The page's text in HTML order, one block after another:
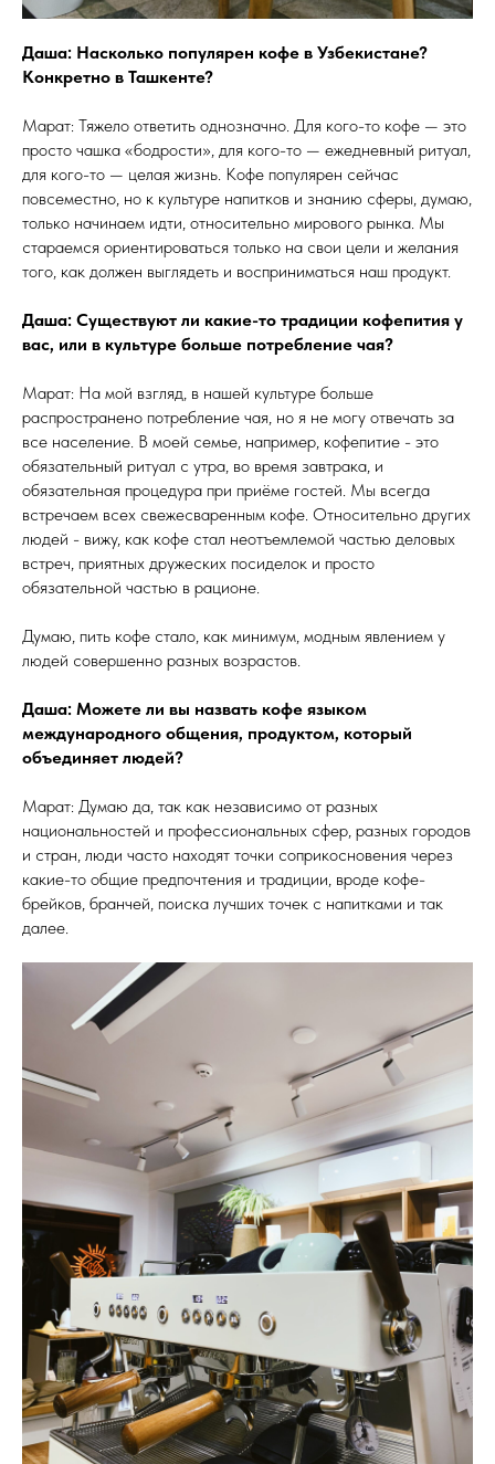
Даша: Насколько популярен кофе в Узбекистане?
Конкретно в Ташкенте?
Марат: Тяжело ответить однозначно. Для кого-то кофе — это
просто чашка «бодрости», для кого-то — ежедневный ритуал,
для кого-то — целая жизнь. Кофе популярен сейчас
повсеместно, но к культуре напитков и знанию сферы, думаю,
только начинаем идти, относительно мирового рынка. Мы
стараемся ориентироваться только на свои цели и желания
того, как должен выглядеть и восприниматься наш продукт.
Даша: Существуют ли какие-то традиции кофепития у
вас, или в культуре больше потребление чая?
Марат: На мой взгляд, в нашей культуре больше
распространено потребление чая, но я не могу отвечать за
все население. В моей семье, например, кофепитие - это
обязательный ритуал с утра, во время завтрака, и
обязательная процедура при приёме гостей. Мы всегда
встречаем всех свежесваренным кофе. Относительно других
людей - вижу, как кофе стал неотъемлемой частью деловых
встреч, приятных дружеских посиделок и просто
обязательной частью в рационе.
Думаю, пить кофе стало, как минимум, модным явлением у
людей совершенно разных возрастов.
Даша: Можете ли вы назвать кофе языком
международного общения, продуктом, который
объединяет людей?
Марат: Думаю да, так как независимо от разных
национальностей и профессиональных сфер, разных городов
и стран, люди часто находят точки соприкосновения через
какие-то общие предпочтения и традиции, вроде кофе-
брейков, бранчей, поиска лучших точек с напитками и так
далее.